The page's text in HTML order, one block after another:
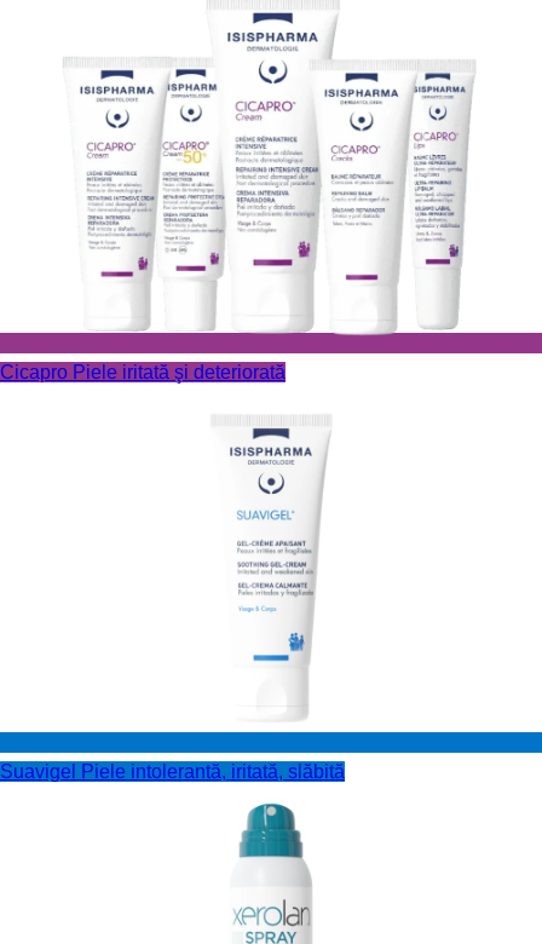
Cicapro Piele iritată şi deteriorată
Suavigel Piele intolerantă, iritată, slăbită